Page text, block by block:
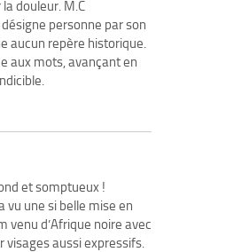
douleur. M.C
personne par son
aucun repère historique.
aux mots, avançant en
et somptueux !
vu une si belle mise en
venu d’Afrique noire avec
visages aussi expressifs.